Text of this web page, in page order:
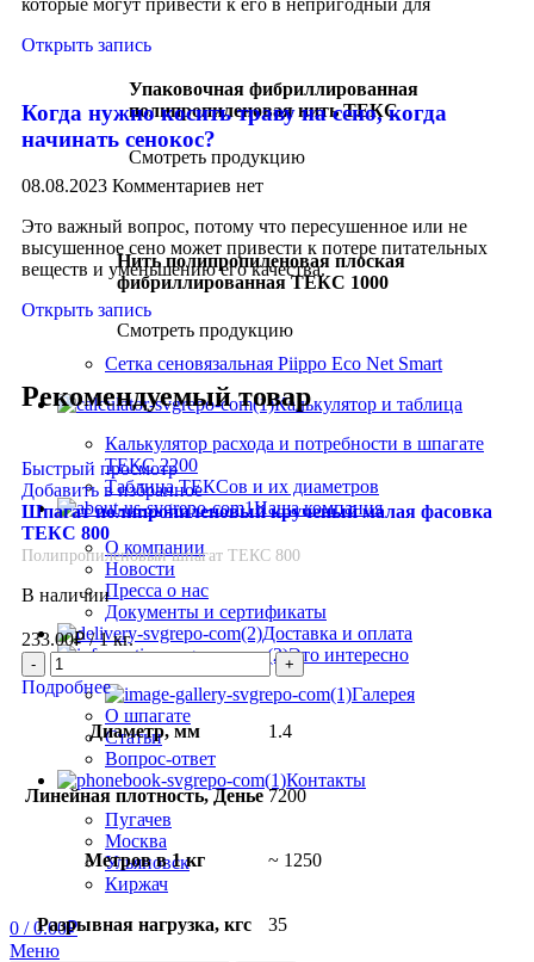
Упаковочная фибриллированная
полипропиленовая нить ТЕКС
Смотреть продукцию
Нить полипропиленовая плоская
фибриллированная ТЕКС 1000
Смотреть продукцию
Сетка сеновязальная Piippo Eco Net Smart
Калькулятор и таблица
Калькулятор расхода и потребности в шпагате
ТЕКС 2200
Таблица ТЕКСов и их диаметров
Наша компания
О компании
Новости
Пресса о нас
Документы и сертификаты
Доставка и оплата
Это интересно
Галерея
О шпагате
Статьи
Вопрос-ответ
Контакты
Пугачев
Москва
Ульяновск
Киржач
0 / 0.00₽
Меню
которые могут привести к его в непригодный для
Открыть запись
Когда нужно косить траву на сено, когда
начинать сенокос?
08.08.2023 Комментариев нет
Это важный вопрос, потому что пересушенное или не
высушенное сено может привести к потере питательных
веществ и уменьшению его качества.
Открыть запись
Рекомендуемый товар
Быстрый просмотр
Добавить в избранное
Шпагат полипропиленовый крученый малая фасовка
ТЕКС 800
Полипропиленовый шпагат ТЕКС 800
В наличии
233.00₽/ 1 кг.
Подробнее
Диаметр, мм 1.4
Линейная плотность, Денье 7200
Метров в 1 кг ~ 1250
Разрывная нагрузка, кгс 35